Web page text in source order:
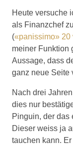
Heute versuche
als Finanzchef
(«panissimo» 20
meiner Funktion
Aussage, dass
ganz neue Seite
Nach drei
dies nur
Pinguin, der das
Dieser weiss ja
tauchen kann.